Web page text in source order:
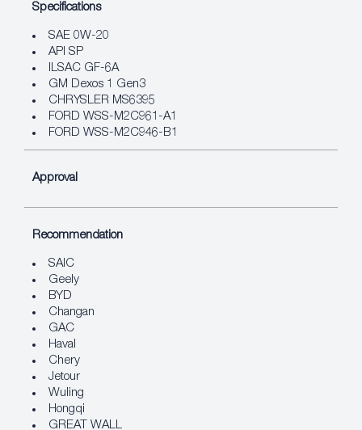
Specifications
SAE 0W-20
API SP
ILSAC GF-6A
GM Dexos 1 Gen3
CHRYSLER MS6395
FORD WSS-M2C961-A1
FORD WSS-M2C946-B1
Approval
Recommendation
SAIC
Geely
BYD
Changan
GAC
Haval
Chery
Jetour
Wuling
Hongqi
GREAT WALL